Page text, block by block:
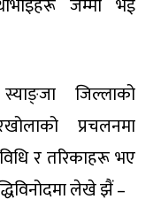
जम्मा भई
जिल्लाको
प्रचलनमा
र तरिकाहरू भए
लेखे झैं –